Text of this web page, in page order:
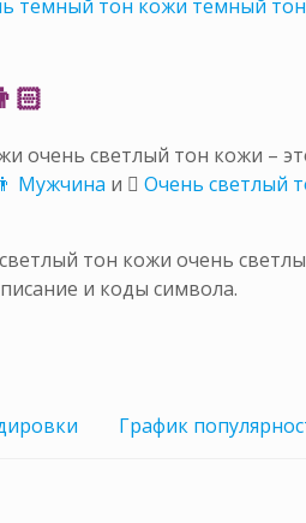
темный тон кожи темный
очень светлый тон кожи –
👨 Мужчина и 🏻 Очень светлый
тон кожи очень
и коды символа.
График